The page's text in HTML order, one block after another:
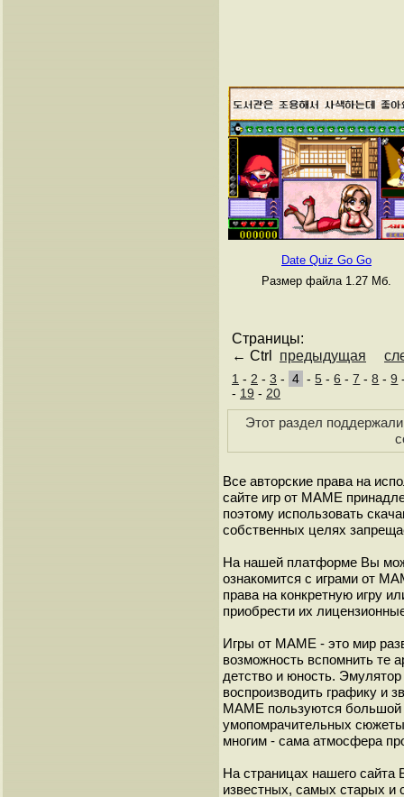
Date Quiz Go Go
Размер файла 1.27 Мб.
Страницы:
← Ctrl предыдущая
1 - 2 - 3 - 4 -5 -6 -7 -8 -9
- 19 - 20
Этот раздел
Все авторские права на
сайте игр от МАМЕ
поэтому использовать
собственных целях
На нашей платформе Вы
ознакомится с играми от
права на конкретную игру
приобрести их
Игры от МАМЕ - это мир
возможность вспомнить те
детство и юность.
воспроизводить графику и
МАМЕ пользуются большой
умопомрачительных
многим - сама атмосфера
На страницах нашего
известных, самых старых